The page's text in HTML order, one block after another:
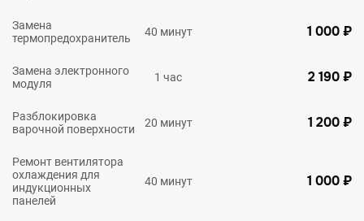
Замена
термопредохранитель
40 минут 1 000 ₽
Замена электронного
модуля
1 час 2 190 ₽
Разблокировка
варочной поверхности
20 минут 1 200 ₽
Ремонт вентилятора
охлаждения для
индукционных
панелей
40 минут 1 000 ₽